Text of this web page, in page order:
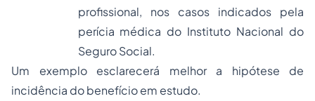
profissional, nos casos indicados pela
perícia médica do Instituto Nacional do
SeguroSocial.
Um exemplo esclarecerá melhor a hipótese de
incidência do benefício em estudo.